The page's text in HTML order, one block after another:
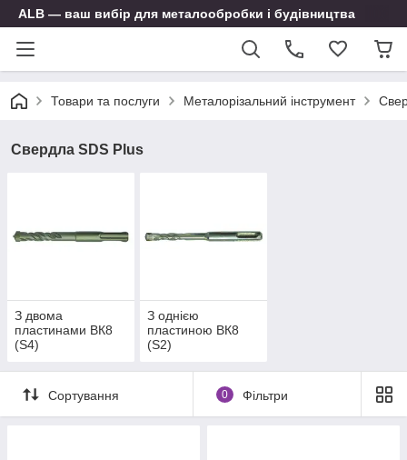
ALB — ваш вибір для металообробки і будівництва
Товари та послуги Металорізальний інструмент
Свердла SDS Plus
З двома
пластинами ВК8
(S4)
З однією
пластиною ВК8
(S2)
Сортування 0 Фільтри